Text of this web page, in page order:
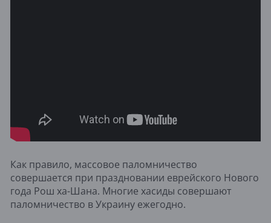
Как правило, массовое паломничество
совершается при праздновании еврейского Нового
года Рош ха-Шана. Многие хасиды совершают
паломничество в Украину ежегодно.